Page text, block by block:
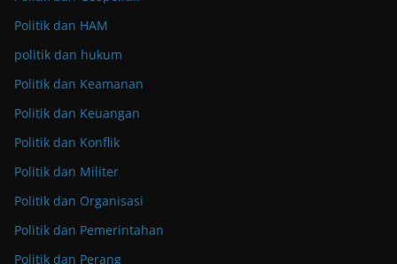
Politik dan HAM
politik dan hukum
Politik dan Keamanan
Politik dan Keuangan
Politik dan Konflik
Politik dan Militer
Politik dan Organisasi
Politik dan Pemerintahan
Politik dan Perang